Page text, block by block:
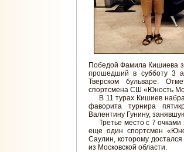
Победой Фамила Кишиева
прошедший в субботу 3
Тверском бульваре.
спортсмена СШ «Юность
В 11 турах Кишиев
фаворита турнира
Валентину Гунину,
Третье место с 7 очками
еще один спортсмен
Саулин, которому
из Московской области.